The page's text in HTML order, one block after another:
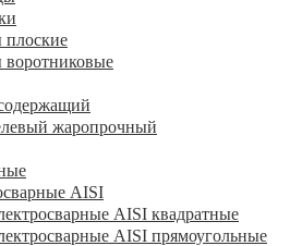
жаропрочный
AISI
AISI квадратные
AISI прямоугольные